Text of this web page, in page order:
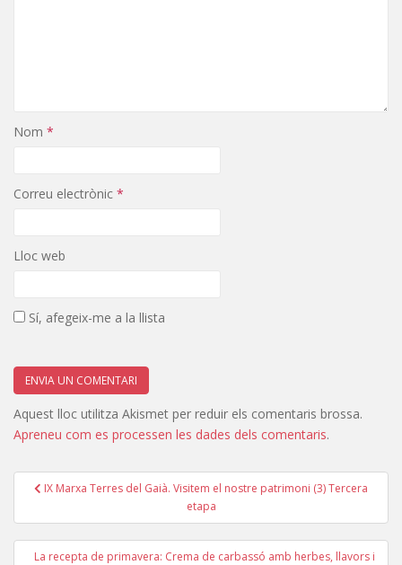
Nom *
Correu electrònic *
Lloc web
Sí, afegeix-me a la llista
Aquest lloc utilitza Akismet per reduir els comentaris brossa.
Apreneu com es processen les dades dels comentaris.
Navegació
IX Marxa Terres del Gaià. Visitem el nostre patrimoni (3) Tercera
etapa
La recepta de primavera: Crema de carbassó amb herbes, llavors i